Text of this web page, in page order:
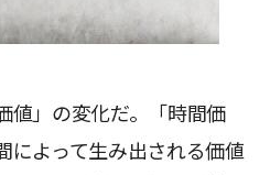
値」の変化だ。「時間価
によって生み出される価値